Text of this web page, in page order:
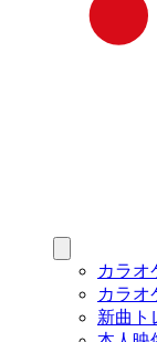
カラオ
カラオ
新曲ト